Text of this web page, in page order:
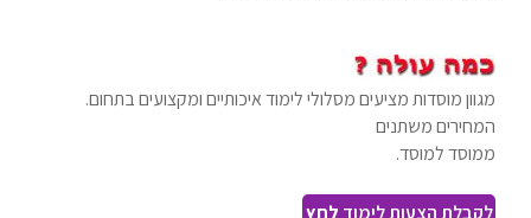
מגוון מוסדות מציעים מסלולי לימוד איכותיים ומקצועים בתחום.
המחירים משתנים
ממוסד למוסד.
לקבלת הצעות לימוד לחץ